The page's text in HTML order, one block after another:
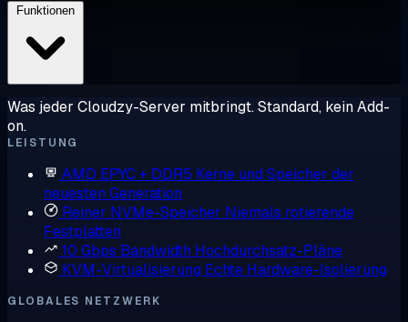
Was jeder Cloudzy-Server mitbringt. Standard, kein Add-
on.
LEISTUNG
AMD EPYC + DDR5 Kerne und Speicher der
neuesten Generation
Reiner NVMe-Speicher Niemals rotierende
Festplatten
10 Gbps Bandwidth Hochdurchsatz-Pläne
KVM-Virtualisierung Echte Hardware-Isolierung
GLOBALES NETZWERK